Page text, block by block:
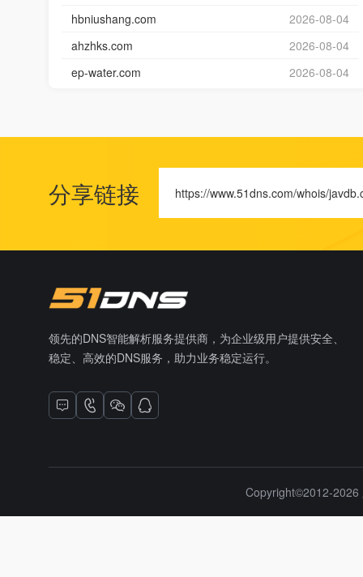
hbniushang.com
2026-08-04
ahzhks.com
2026-08-04
ep-water.com
2026-08-04
分享链接 https://www.51dns.com/whois/
领先的DNS智能解析服务提供商，为企业级用户提供安全、
稳定、高效的DNS服务，助力业务稳定运行。
Copyright©2012-2026